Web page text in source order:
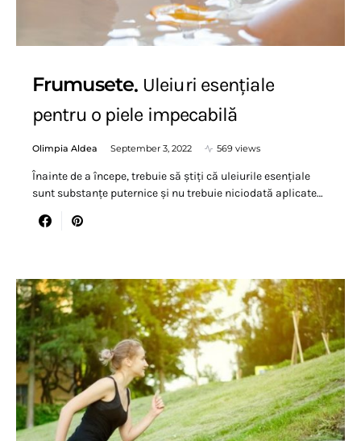
Frumusete Uleiuri esențiale
pentru o piele impecabilă
Olimpia Aldea September 3, 2022 569 views
Înainte de a începe, trebuie să știți că uleiurile esențiale
sunt substanțe puternice și nu trebuie niciodată aplicate…